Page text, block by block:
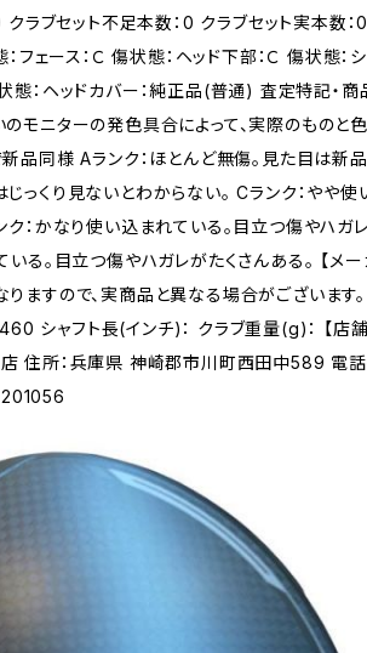
クラブセット不足本数：0 クラブセット実本数：
フェース：Ｃ 傷状態：ヘッド下部：Ｃ 傷状態：シ
態：ヘッドカバー：純正品(普通) 査定特記・商
ニターの発色具合によって、実際のものと
新品同様 Aランク：ほとんど無傷。見た目は新
っくり見ないとわからない。 Cランク：やや使
ク：かなり使い込まれている。目立つ傷やハガ
る。目立つ傷やハガレがたくさんある。 【メ
ますので、実商品と異なる場合がございます
シャフト長(インチ)： クラブ重量(g)： 【店舗
住所：兵庫県 神崎郡市川町西田中589 電話